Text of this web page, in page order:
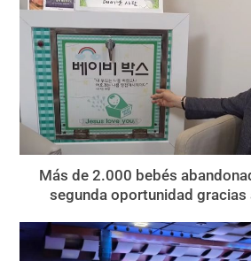
Más de 2.000 bebés
segunda oportunidad gracias